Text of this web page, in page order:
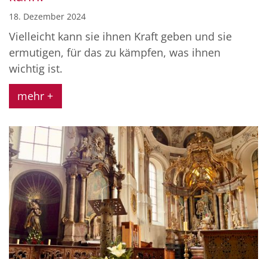
18. Dezember 2024
Vielleicht kann sie ihnen Kraft geben und sie
ermutigen, für das zu kämpfen, was ihnen
wichtig ist.
mehr +